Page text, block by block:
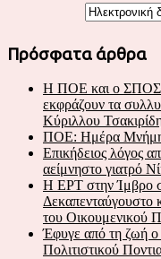
Πρόσφατα άρθρα
Η ΠΟΕ και ο ΣΠΟΣ
εκφράζουν τα
Κύριλλου
ΠΟΕ: Ημέρα Μνήμης
Επικήδειος λόγος
αείμνηστο γιατρό
Η ΕΡΤ στην Ίμβρο
Δεκαπενταύγουστο
του Οικουμενικού
Έφυγε από τη ζωή ο
Πολιτιστικού